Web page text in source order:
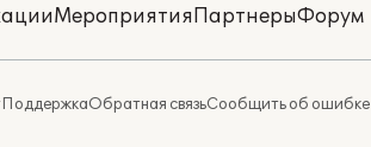
МероприятияПартнерыФорум
ПоддержкаОбратная связьСообщить об ошибке